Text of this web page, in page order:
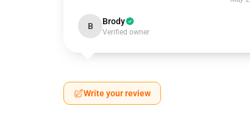
B Brody
Verified owner
Write your review